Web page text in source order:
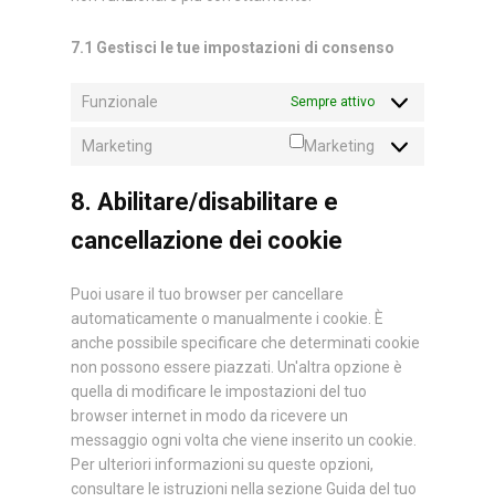
7.1 Gestisci le tue impostazioni di consenso
Funzionale Sempre attivo
Marketing Marketing
8. Abilitare/disabilitare e
cancellazione dei cookie
Puoi usare il tuo browser per cancellare
automaticamente o manualmente i cookie. È
anche possibile specificare che determinati cookie
non possono essere piazzati. Un'altra opzione è
quella di modificare le impostazioni del tuo
browser internet in modo da ricevere un
messaggio ogni volta che viene inserito un cookie.
Per ulteriori informazioni su queste opzioni,
consultare le istruzioni nella sezione Guida del tuo